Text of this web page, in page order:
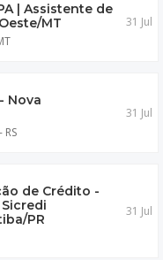
| Assistente de
MT
31 Jul
Nova
31 Jul
de Crédito -
PR
31 Jul